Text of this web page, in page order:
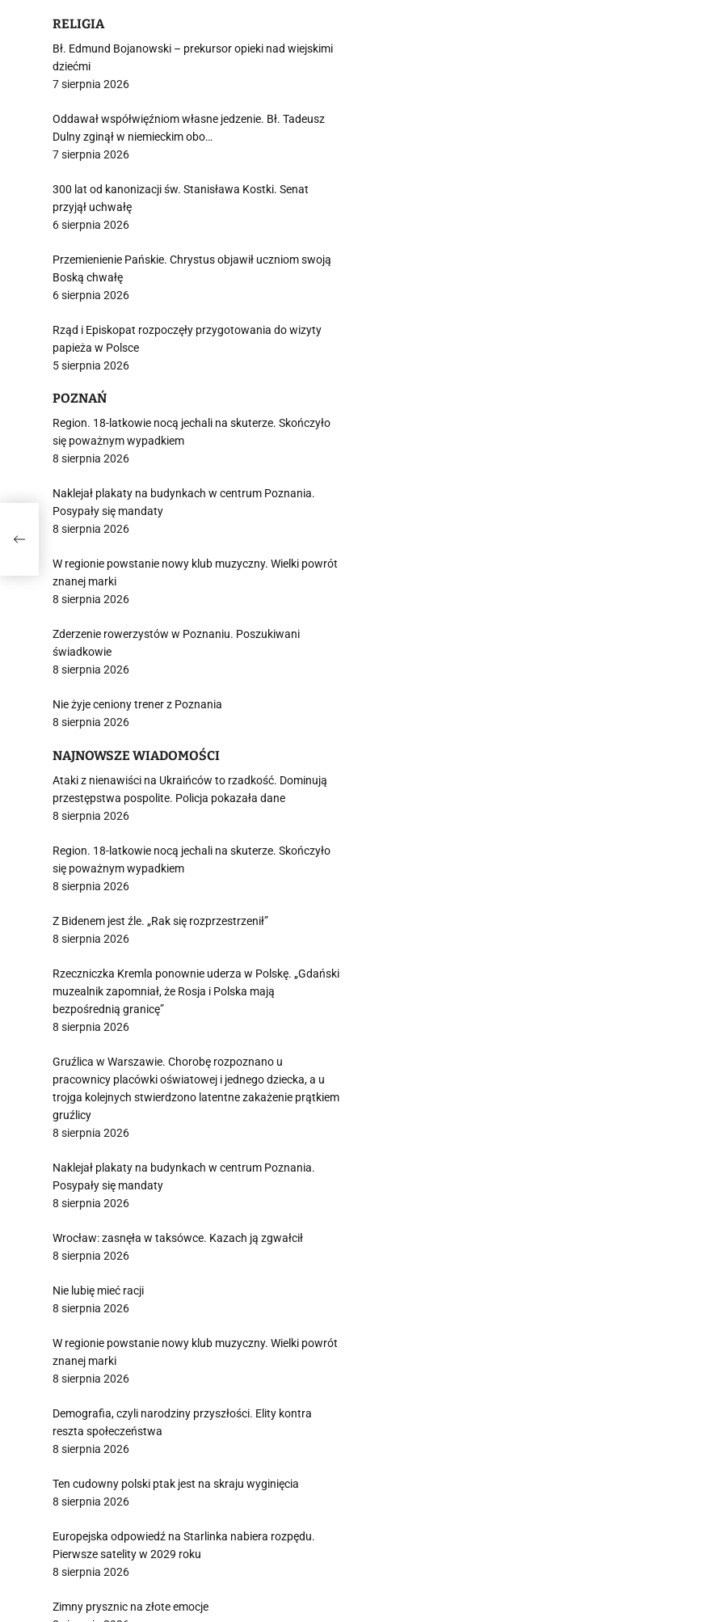
RELIGIA
Bł. Edmund Bojanowski – prekursor opieki nad wiejskimi
dziećmi
7 sierpnia 2026
Oddawał współwięźniom własne jedzenie. Bł. Tadeusz
Dulny zginął w niemieckim obo…
7 sierpnia 2026
300 lat od kanonizacji św. Stanisława Kostki. Senat
przyjął uchwałę
6 sierpnia 2026
Przemienienie Pańskie. Chrystus objawił uczniom swoją
Boską chwałę
6 sierpnia 2026
Rząd i Episkopat rozpoczęły przygotowania do wizyty
papieża w Polsce
5 sierpnia 2026
POZNAŃ
Region. 18-latkowie nocą jechali na skuterze. Skończyło
się poważnym wypadkiem
8 sierpnia 2026
Naklejał plakaty na budynkach w centrum Poznania.
Posypały się mandaty
8 sierpnia 2026
W regionie powstanie nowy klub muzyczny. Wielki powrót
znanej marki
8 sierpnia 2026
Zderzenie rowerzystów w Poznaniu. Poszukiwani
świadkowie
8 sierpnia 2026
Nie żyje ceniony trener z Poznania
8 sierpnia 2026
NAJNOWSZE WIADOMOŚCI
Ataki z nienawiści na Ukraińców to rzadkość. Dominują
przestępstwa pospolite. Policja pokazała dane
8 sierpnia 2026
Region. 18-latkowie nocą jechali na skuterze. Skończyło
się poważnym wypadkiem
8 sierpnia 2026
Z Bidenem jest źle. „Rak się rozprzestrzenił”
8 sierpnia 2026
Rzeczniczka Kremla ponownie uderza w Polskę. „Gdański
muzealnik zapomniał, że Rosja i Polska mają
bezpośrednią granicę”
8 sierpnia 2026
Gruźlica w Warszawie. Chorobę rozpoznano u
pracownicy placówki oświatowej i jednego dziecka, a u
trojga kolejnych stwierdzono latentne zakażenie prątkiem
gruźlicy
8 sierpnia 2026
Naklejał plakaty na budynkach w centrum Poznania.
Posypały się mandaty
8 sierpnia 2026
Wrocław: zasnęła w taksówce. Kazach ją zgwałcił
8 sierpnia 2026
Nie lubię mieć racji
8 sierpnia 2026
W regionie powstanie nowy klub muzyczny. Wielki powrót
znanej marki
8 sierpnia 2026
Demografia, czyli narodziny przyszłości. Elity kontra
reszta społeczeństwa
8 sierpnia 2026
Ten cudowny polski ptak jest na skraju wyginięcia
8 sierpnia 2026
Europejska odpowiedź na Starlinka nabiera rozpędu.
Pierwsze satelity w 2029 roku
8 sierpnia 2026
Zimny prysznic na złote emocje